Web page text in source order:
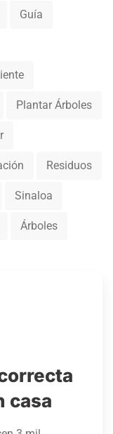
Guía
Plantar Árboles
Residuos
Sinaloa
Árboles
casa